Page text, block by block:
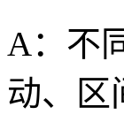
A：不
动、区